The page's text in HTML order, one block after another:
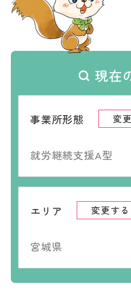
現在
事業所形態 変
就労継続支援A型
エリア 変更する
宮城県